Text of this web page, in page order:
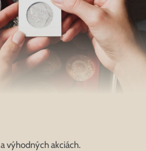
výhodných akciách.